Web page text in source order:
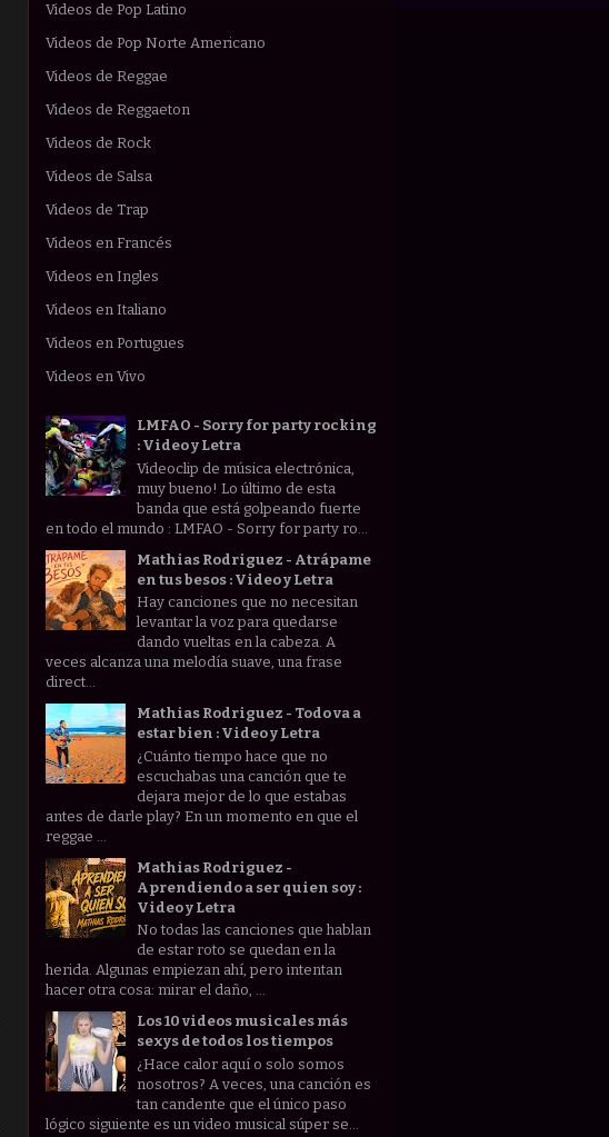
Videos de Pop Latino
Videos de Pop Norte Americano
Videos de Reggae
Videos de Reggaeton
Videos de Rock
Videos de Salsa
Videos de Trap
Videos en Francés
Videos en Ingles
Videos en Italiano
Videos en Portugues
Videos en Vivo
LMFAO - Sorry for party rocking
: Video y Letra
Videoclip de música electrónica,
muy bueno! Lo último de esta
banda que está golpeando fuerte
en todo el mundo : LMFAO - Sorry for party ro...
Mathias Rodriguez - Atrápame
en tus besos : Video y Letra
Hay canciones que no necesitan
levantar la voz para quedarse
dando vueltas en la cabeza. A
veces alcanza una melodía suave, una frase
direct...
Mathias Rodriguez - Todo va a
estar bien : Video y Letra
¿Cuánto tiempo hace que no
escuchabas una canción que te
dejara mejor de lo que estabas
antes de darle play? En un momento en que el
reggae ...
Mathias Rodriguez -
Aprendiendo a ser quien soy :
Video y Letra
No todas las canciones que hablan
de estar roto se quedan en la
herida. Algunas empiezan ahí, pero intentan
hacer otra cosa: mirar el daño, ...
Los 10 videos musicales más
sexys de todos los tiempos
¿Hace calor aquí o solo somos
nosotros? A veces, una canción es
tan candente que el único paso
lógico siguiente es un video musical súper se...